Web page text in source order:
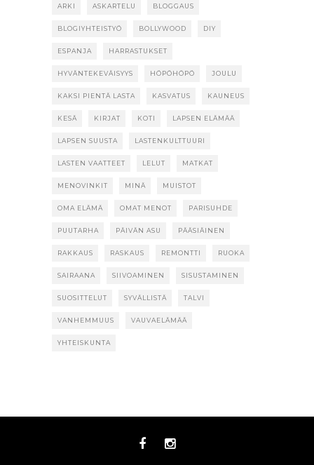
ARKI ASKARTELU BLOGGAUS
BLOGIYHTEISTYÖ BOLLYWOOD DIY
ESPANJA HARRASTUKSET
HYVÄNTEKEVÄISYYS HÖPÖHÖPÖ JOULU
KAKSI PIENTÄ LASTA KASVATUS KAUNEUS
KESÄ KIRJAT KOTI LAPSEN ELÄMÄÄ
LAPSEN SUUSTA LASTENKULTTUURI
LASTEN VAATTEET LELUT MATKAT
MENOVINKIT MINÄ MUISTOT
OMA ELÄMÄ OMAT MENOT PARISUHDE
PUUTARHA PÄIVÄN ASU PÄÄSIÄINEN
RAKKAUS RASKAUS REMONTTI RUOKA
SAIRAANA SIIVOAMINEN SISUSTAMINEN
SUOSITTELUT SYVÄLLISTÄ TALVI
VANHEMMUUS VAUVAELÄMÄÄ
YHTEISKUNTA